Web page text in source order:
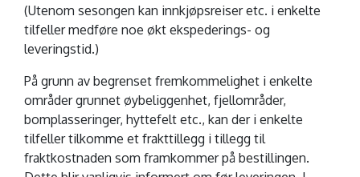
(Utenom sesongen kan innkjøpsreiser etc. i enkelte
tilfeller medføre noe økt ekspederings- og
leveringstid.)
På grunn av begrenset fremkommelighet i enkelte
områder grunnet øybeliggenhet, fjellområder,
bomplasseringer, hyttefelt etc., kan der i enkelte
tilfeller tilkomme et frakttillegg i tillegg til
fraktkostnaden som framkommer på bestillingen.